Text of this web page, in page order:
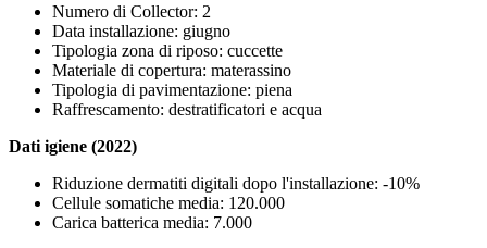
Numero di Collector: 2
Data installazione: giugno
Tipologia zona di riposo: cuccette
Materiale di copertura: materassino
Tipologia di pavimentazione: piena
Raffrescamento: destratificatori e acqua
Dati igiene (2022)
Riduzione dermatiti digitali dopo l'installazione: -10%
Cellule somatiche media: 120.000
Carica batterica media: 7.000